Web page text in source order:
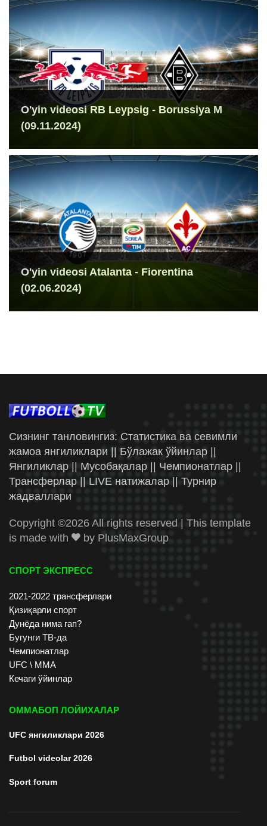
O'yin videosi RB Leypsig - Borussiya M
(09.11.2024)
O'yin videosi Atalanta - Fiorentina
(02.06.2024)
Сизнинг танловингиз: Статистика ва севимли
жамоа янгиликлари || Бўлажак ўйинлар ||
Янгиликлар || Мусобақалар || Чемпионатлар ||
Трансферлар || LIVE натижалар || Турнир
жадваллари
Copyright ©2026 All rights reserved | This template
is made with
by PlusMaxGroup
СПОРТ ЭКСПРЕСС
2021-2022 трансферлари
Қизиқарли спорт
Дунёда нима гап?
Бугунги ТВ-да
Чемпионатлар
UFC \ ММА
Кечаги ўйинлар
ОММАБОП ЛОЙИХАЛАР
UFC янгиликлари 2026
Futbol videolar 2026
Sport forum